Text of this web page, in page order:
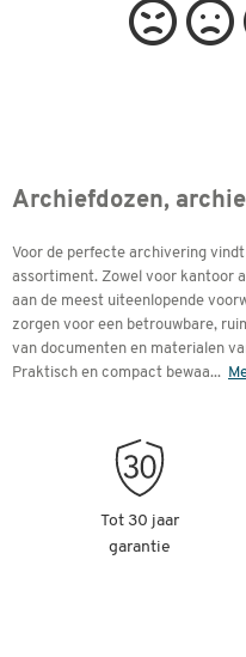
Archiefdozen,
Voor de perfecte archivering
assortiment. Zowel voor kantoor
aan de meest uiteenlopende
zorgen voor een betrouwbare,
van documenten en materialen
Praktisch en compact bewaa...
Tot 30 jaar
garantie